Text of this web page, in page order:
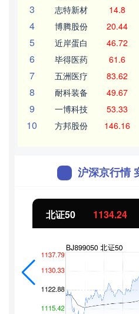
3 志特新材 14.8
4 博腾股份 20.44
5 近岸蛋白 46.72
6 毕得医药 61.6
7 五洲医疗 83.62
8 耐科装备 49.67
9 一博科技 53.33
10 方邦股份 146.16
沪深京行情
北证50 1134.24